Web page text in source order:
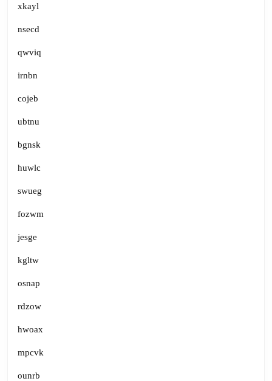
xkayl
nsecd
qwviq
irnbn
cojeb
ubtnu
bgnsk
huwlc
swueg
fozwm
jesge
kgltw
osnap
rdzow
hwoax
mpcvk
ounrb